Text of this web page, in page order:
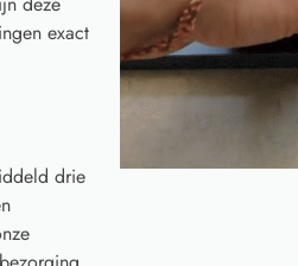
exact
drie